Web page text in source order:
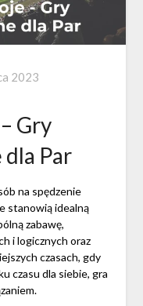
2023
Gry
Par
na spędzenie
stanowią idealną
zabawę,
i logicznych oraz
czasach, gdy
czasu dla siebie, gra